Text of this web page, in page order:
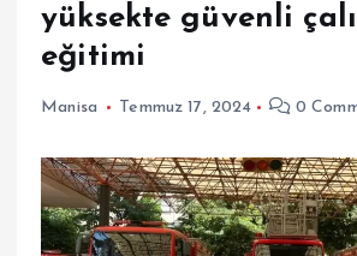
yüksekte güvenli
eğitimi
Manisa Temmuz 17, 2024 0